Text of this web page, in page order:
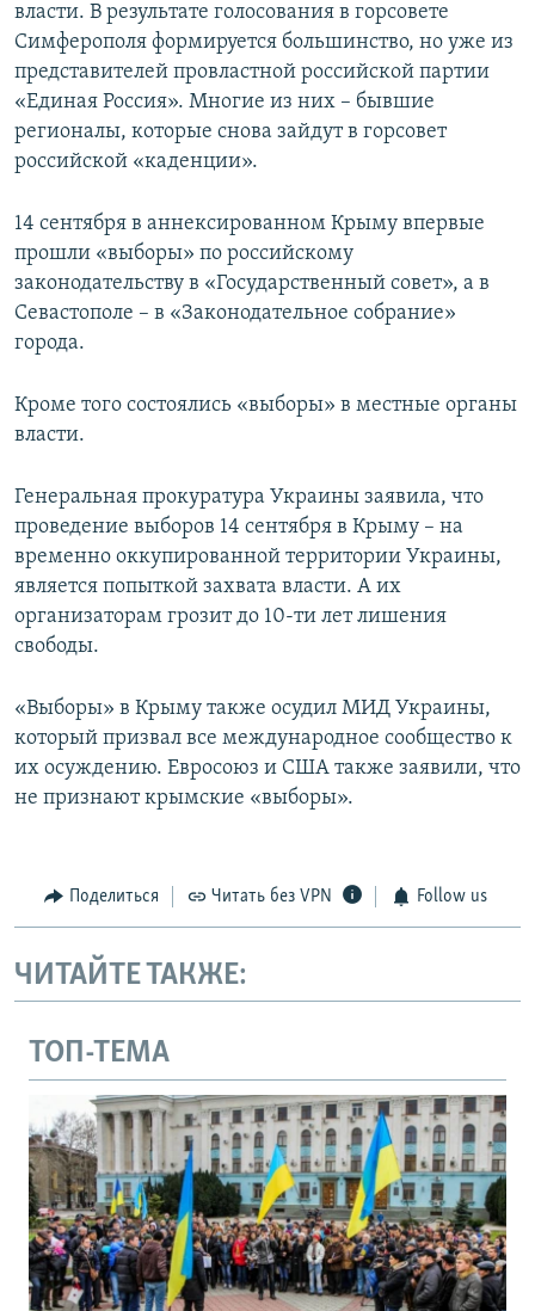
власти. В результате голосования в горсовете
Симферополя формируется большинство, но уже из
представителей провластной российской партии
«Единая Россия». Многие из них – бывшие
регионалы, которые снова зайдут в горсовет
российской «каденции».
14 сентября в аннексированном Крыму впервые
прошли «выборы» по российскому
законодательству в «Государственный совет», а в
Севастополе – в «Законодательное собрание»
города.
Кроме того состоялись «выборы» в местные органы
власти.
Генеральная прокуратура Украины заявила, что
проведение выборов 14 сентября в Крыму – на
временно оккупированной территории Украины,
является попыткой захвата власти. А их
организаторам грозит до 10-ти лет лишения
свободы.
«Выборы» в Крыму также осудил МИД Украины,
который призвал все международное сообщество к
их осуждению. Евросоюз и США также заявили, что
не признают крымские «выборы».
Поделиться Читать без VPN Follow us
ЧИТАЙТЕ ТАКЖЕ:
ТОП-ТЕМА